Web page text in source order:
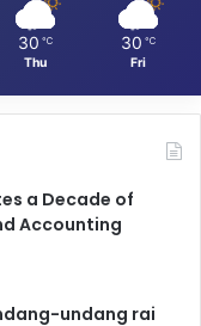
30 ℃
Thu
30 ℃
Fri
a Decade of
Accounting
undang rai